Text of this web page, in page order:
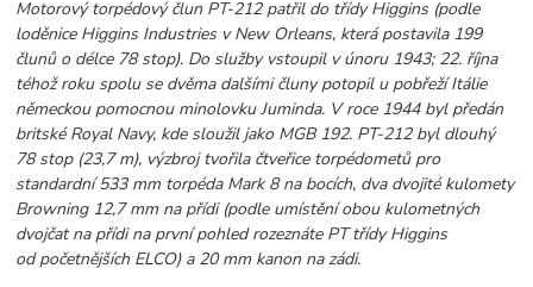
Motorový torpédový člun PT-212 patřil do třídy Higgins (podle
loděnice Higgins Industries v New Orleans, která postavila 199
člunů o délce 78 stop). Do služby vstoupil v únoru 1943; 22. října
téhož roku spolu se dvěma dalšími čluny potopil u pobřeží Itálie
německou pomocnou minolovku Juminda. V roce 1944 byl předán
britské Royal Navy, kde sloužil jako MGB 192. PT-212 byl dlouhý
78 stop (23,7 m), výzbroj tvořila čtveřice torpédometů pro
standardní 533 mm torpéda Mark 8 na bocích, dva dvojité kulomety
Browning 12,7 mm na přídi (podle umístění obou kulometných
dvojčat na přídi na první pohled rozeznáte PT třídy Higgins
od početnějších ELCO) a 20 mm kanon na zádi.